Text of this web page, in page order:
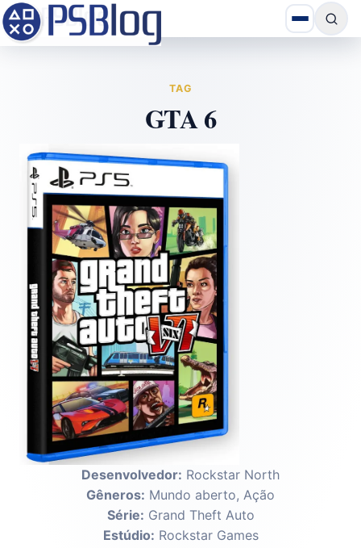
TAG
GTA 6
Desenvolvedor: Rockstar North
Gêneros: Mundo aberto, Ação
Série: Grand Theft Auto
Estúdio: Rockstar Games